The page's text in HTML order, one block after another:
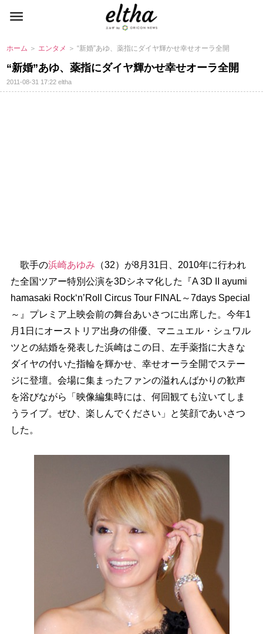
ホーム ＞ エンタメ ＞ “新婚”あゆ、薬指にダイヤ輝かせ幸せオーラ全開
“新婚”あゆ、薬指にダイヤ輝かせ幸せオーラ全開
2011-08-31 17:22eltha
歌手の浜崎あゆみ （32）が8月31日、2010年に行われ
た全国ツアー特別公演を3Dシネマ化した『A 3D II ayumi
hamasaki Rock‘n’Roll Circus Tour FINAL～7days Special
～』プレミア上映会前の舞台あいさつに出席した。今年1
月1日にオーストリア出身の俳優、マニュエル・シュワル
ツとの結婚を発表した浜崎はこの日、左手薬指に大きな
ダイヤの付いた指輪を輝かせ、幸せオーラ全開でステー
ジに登壇。会場に集まったファンの溢れんばかりの歓声
を浴びながら「映像編集時には、何回観ても泣いてしま
うライブ。ぜひ、楽しんでください」と笑顔であいさつ
した。